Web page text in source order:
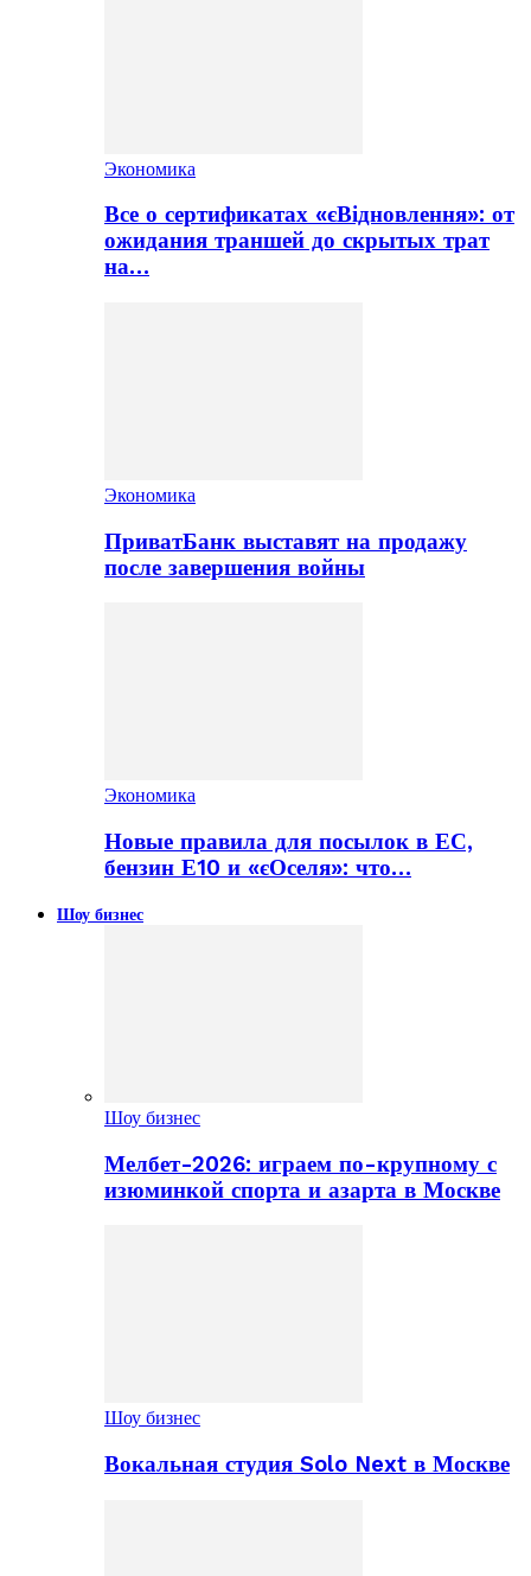
Экономика
Все о сертификатах «єВідновлення»: от
ожидания траншей до скрытых трат
на…
Экономика
ПриватБанк выставят на продажу
после завершения войны
Экономика
Новые правила для посылок в ЕС,
бензин Е10 и «єОселя»: что…
Шоу бизнес
Шоу бизнес
Мелбет-2026: играем по-крупному с
изюминкой спорта и азарта в Москве
Шоу бизнес
Вокальная студия Solo Next в Москве